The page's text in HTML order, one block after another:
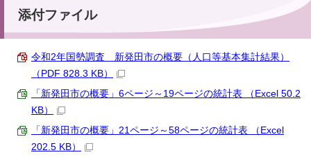
添付ファイル
令和2年国勢調査 新発田市の概要（人口等基本集計結果）
（PDF 828.3 KB）
「新発田市の概要」6ページ～19ページの統計表 （Excel 50.2
KB）
「新発田市の概要」21ページ～58ページの統計表 （Excel
202.5 KB）